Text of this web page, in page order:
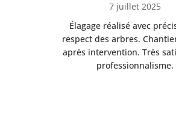
7 juillet 2025
Élagage réalisé avec
respect des arbres.
après intervention. Très
professionnalisme.